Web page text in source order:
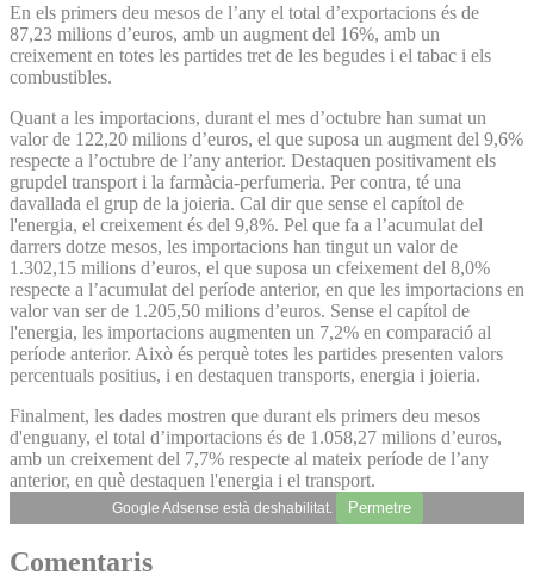
En els primers deu mesos de l’any el total d’exportacions és de
87,23 milions d’euros, amb un augment del 16%, amb un
creixement en totes les partides tret de les begudes i el tabac i els
combustibles.
Quant a les importacions, durant el mes d’octubre han sumat un
valor de 122,20 milions d’euros, el que suposa un augment del 9,6%
respecte a l’octubre de l’any anterior. Destaquen positivament els
grupdel transport i la farmàcia-perfumeria. Per contra, té una
davallada el grup de la joieria. Cal dir que sense el capítol de
l'energia, el creixement és del 9,8%. Pel que fa a l’acumulat del
darrers dotze mesos, les importacions han tingut un valor de
1.302,15 milions d’euros, el que suposa un cfeixement del 8,0%
respecte a l’acumulat del període anterior, en que les importacions en
valor van ser de 1.205,50 milions d’euros. Sense el capítol de
l'energia, les importacions augmenten un 7,2% en comparació al
període anterior. Això és perquè totes les partides presenten valors
percentuals positius, i en destaquen transports, energia i joieria.
Finalment, les dades mostren que durant els primers deu mesos
d'enguany, el total d’importacions és de 1.058,27 milions d’euros,
amb un creixement del 7,7% respecte al mateix període de l’any
anterior, en què destaquen l'energia i el transport.
Google Adsense està deshabilitat. Permetre
Comentaris